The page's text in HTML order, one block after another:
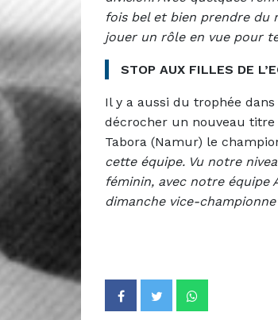
fois bel et bien prendre du
jouer un rôle en vue pour
STOP AUX FILLES DE
Il y a aussi du trophée dans
décrocher un nouveau
Tabora (Namur) le
cette équipe. Vu notre
féminin, avec notre équipe
dimanche vice-championne